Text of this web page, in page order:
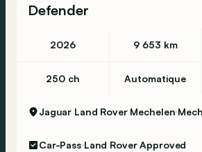
Defender
2026 9 653 km
250 ch Automatique
Jaguar Land Rover Mechelen
Car-Pass Land Rover Approved